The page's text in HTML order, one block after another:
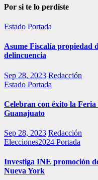
Por si te lo perdiste
Estado Portada
Asume Fiscalía propiedad
delincuencia
Sep 28, 2023 Redacción
Estado Portada
Celebran con éxito la
Guanajuato
Sep 28, 2023 Redacción
Elecciones2024 Portada
Investiga INE promoción
Nueva York